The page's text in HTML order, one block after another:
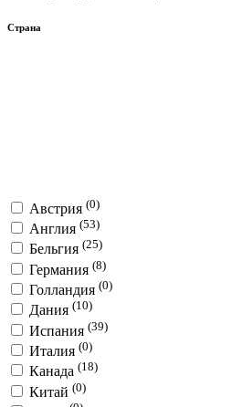
Страна
Австрия (0)
Англия (53)
Бельгия (25)
Германия (8)
Голландия (0)
Дания (10)
Испания (39)
Италия (0)
Канада (18)
Китай (0)